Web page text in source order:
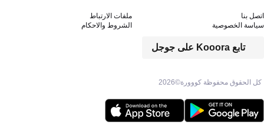
كل الحقوق محفوظة كووورة©2026
تابع Kooora على جوجل
اتصل بنا
ملفات الارتباط
سياسة الخصوصية
الشروط والاحكام